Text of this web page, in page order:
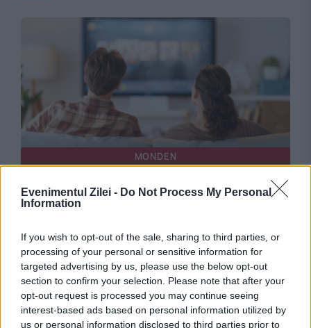
Evenimentul Zilei - Do Not Process My Personal
Information
If you wish to opt-out of the sale, sharing to third parties, or
processing of your personal or sensitive information for
targeted advertising by us, please use the below opt-out
section to confirm your selection. Please note that after your
opt-out request is processed you may continue seeing
interest-based ads based on personal information utilized by
us or personal information disclosed to third parties prior to
MONDEN
Filme romantice de urmărit luna aceasta.
Noutățile pe care trebuie să le pui pe listă